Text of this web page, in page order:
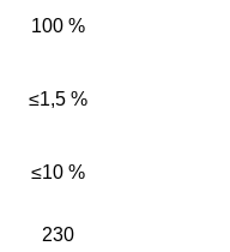
100 %
≤1,5 %
≤10 %
230